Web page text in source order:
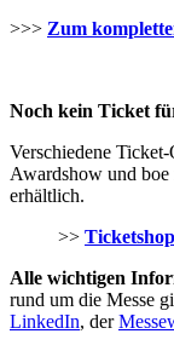
>>> Zum
Noch kein Ticket
Verschiedene
Awardshow und
erhältlich.
>> Ticketshop
Alle wichtigen
rund um die Messe
LinkedIn, der